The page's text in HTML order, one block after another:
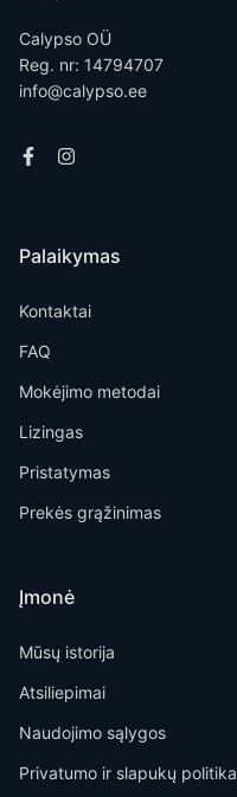
Calypso OÜ
Reg. nr: 14794707
info@calypso.ee
Palaikymas
Kontaktai
FAQ
Mokėjimo metodai
Lizingas
Pristatymas
Prekės grąžinimas
Įmonė
Mūsų istorija
Atsiliepimai
Naudojimo sąlygos
Privatumo ir slapukų politika